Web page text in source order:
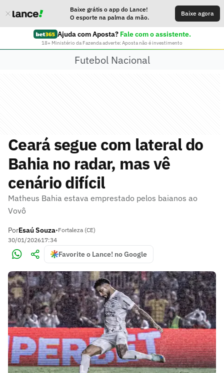
Baixe grátis o app do Lance!
O esporte na palma da mão.
Baixe agora
Ajuda com Aposta? Fale com o assistente.
18+ Ministério da Fazenda adverte: Aposta não é investimento
Futebol Nacional
Ceará segue com lateral do
Bahia no radar, mas vê
cenário difícil
Matheus Bahia estava emprestado pelos baianos ao
Vovô
PorEsaú Souza•Fortaleza (CE)
30/01/202617:34
Favorite o Lance! no Google